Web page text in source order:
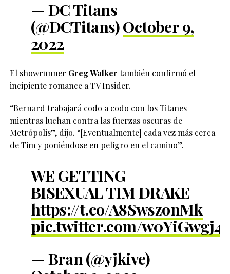
— DC Titans
(@DCTitans)October 9,
2022
El showrunner Greg Walker también confirmó el
incipiente romance a TV Insider.
“Bernard trabajará codo a codo con los Titanes
mientras luchan contra las fuerzas oscuras de
Metrópolis”, dijo. “[Eventualmente] cada vez más cerca
de Tim y poniéndose en peligro en el camino”.
WE GETTING
BISEXUAL TIM DRAKE
https://t.co/A8SwszonMk
pic.twitter.com/
— Bran (@yjkive)